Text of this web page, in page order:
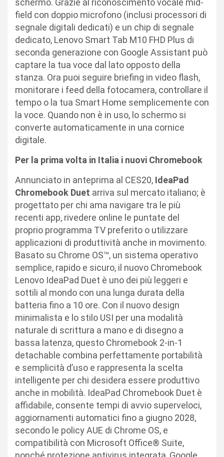
schermo. Grazie al riconoscimento vocale mid-
field con doppio microfono (inclusi processori di
segnale digitali dedicati) e un chip di segnale
dedicato, Lenovo Smart Tab M10 FHD Plus di
seconda generazione con Google Assistant può
captare la tua voce dal lato opposto della
stanza. Ora puoi seguire briefing in video flash,
monitorare i feed della fotocamera, controllare il
tempo o la tua Smart Home semplicemente con
la voce. Quando non è in uso, lo schermo si
converte automaticamente in una cornice
digitale.
Per la prima volta in Italia i nuovi Chromebook
Annunciato in anteprima al CES20, IdeaPad
Chromebook Duet arriva sul mercato italiano; è
progettato per chi ama navigare tra le più
recenti app, rivedere online le puntate del
proprio programma TV preferito o utilizzare
applicazioni di produttività anche in movimento.
Basato su Chrome OS™, un sistema operativo
semplice, rapido e sicuro, il nuovo Chromebook
Lenovo IdeaPad Duet è uno dei più leggeri e
sottili al mondo con una lunga durata della
batteria fino a 10 ore. Con il nuovo design
minimalista e lo stilo USI per una modalità
naturale di scrittura a mano e di disegno a
bassa latenza, questo Chromebook 2-in-1
detachable combina perfettamente portabilità
e semplicità d’uso e rappresenta la scelta
intelligente per chi desidera essere produttivo
anche in mobilità. IdeaPad Chromebook Duet è
affidabile, consente tempi di avvio superveloci,
aggiornamenti automatici fino a giugno 2028,
secondo le policy AUE di Chrome OS, e
compatibilità con Microsoft Office® Suite,